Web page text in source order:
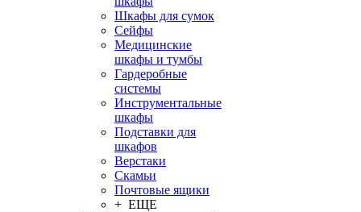
Шкафы для сумок
Сейфы
Медицинские
шкафы и тумбы
Гардеробные
системы
Инструментальные
шкафы
Подставки для
шкафов
Верстаки
Скамьи
Почтовые ящики
+ ЕЩЕ